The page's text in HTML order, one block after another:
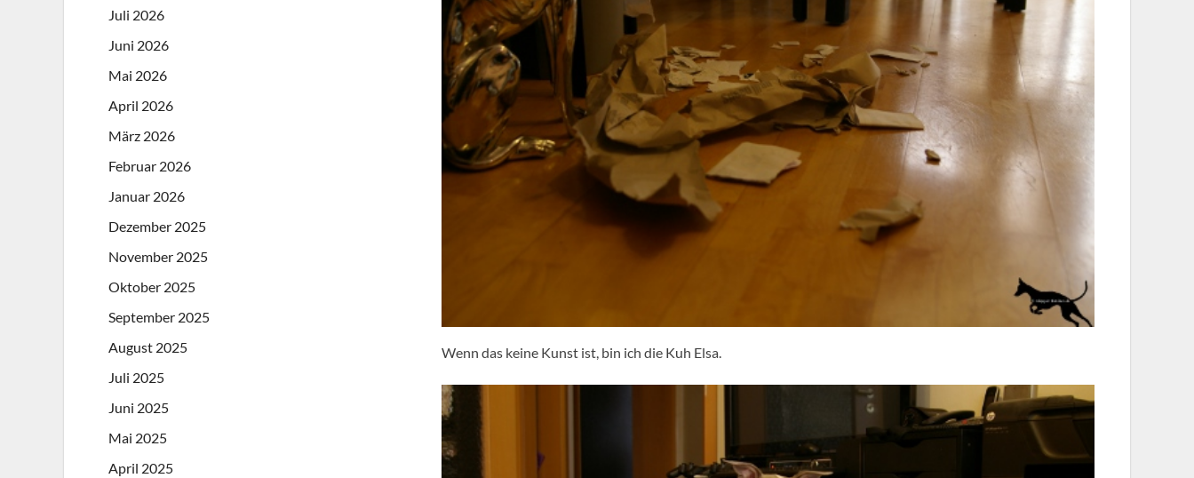
Wenn das keine Kunst ist, bin ich die Kuh Elsa.
Juli 2026
Juni 2026
Mai 2026
April 2026
März 2026
Februar 2026
Januar 2026
Dezember 2025
November 2025
Oktober 2025
September 2025
August 2025
Juli 2025
Juni 2025
Mai 2025
April 2025